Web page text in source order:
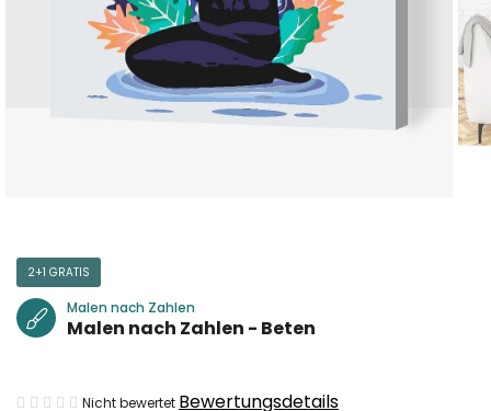
2+1 GRATIS
Malen nach Zahlen
Malen nach Zahlen - Beten
Die
Nicht bewertet Bewertungsdetails